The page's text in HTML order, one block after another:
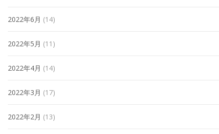
2022年6月 (14)
2022年5月 (11)
2022年4月 (14)
2022年3月 (17)
2022年2月 (13)